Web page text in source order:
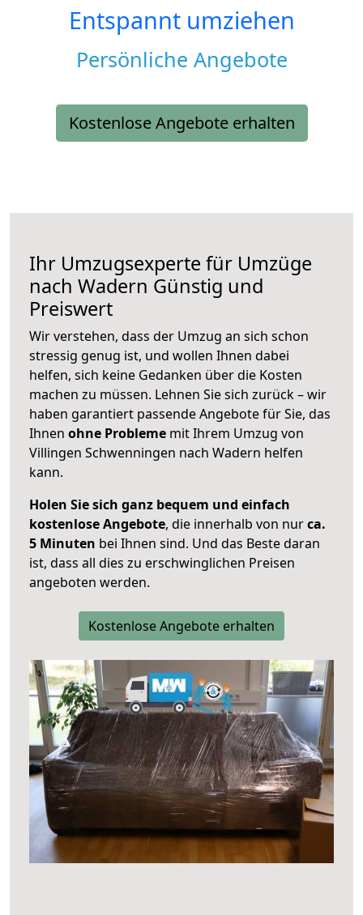
Entspannt umziehen
Persönliche Angebote
Kostenlose Angebote erhalten
Ihr Umzugsexperte für Umzüge
nach Wadern Günstig und
Preiswert
Wir verstehen, dass der Umzug an sich schon
stressig genug ist, und wollen Ihnen dabei
helfen, sich keine Gedanken über die Kosten
machen zu müssen. Lehnen Sie sich zurück – wir
haben garantiert passende Angebote für Sie, das
Ihnen ohne Probleme mit Ihrem Umzug von
Villingen Schwenningen nach Wadern helfen
kann.
Holen Sie sich ganz bequem und einfach
kostenlose Angebote, die innerhalb von nurca.
5 Minuten bei Ihnen sind. Und das Beste daran
ist, dass all dies zu erschwinglichen Preisen
angeboten werden.
Kostenlose Angebote erhalten